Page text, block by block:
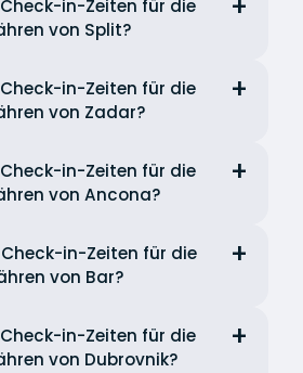
in-Zeiten für die
von Split?
in-Zeiten für die
von Zadar?
in-Zeiten für die
von Ancona?
in-Zeiten für die
von Bar?
in-Zeiten für die
von Dubrovnik?